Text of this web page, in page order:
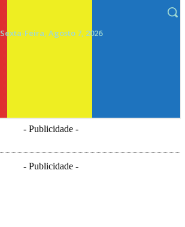
Sexta-Feira, Agosto 7, 2026
- Publicidade -
- Publicidade -